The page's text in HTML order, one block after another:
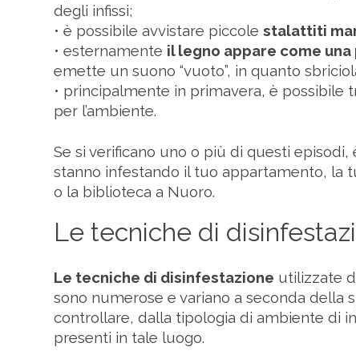
degli infissi;
• è possibile avvistare piccolestalattiti
• esternamente il legno appare come
emette un suono “vuoto”, in quanto
• principalmente in primavera, è possibile
per l’ambiente.
Se si verificano uno o più di questi
stanno infestando il tuo appartamento, la
o la biblioteca a Nuoro.
Le tecniche di
Le tecniche di disinfestazione utilizzate
sono numerose e variano a seconda della
controllare, dalla tipologia di ambiente di
presenti in tale luogo.